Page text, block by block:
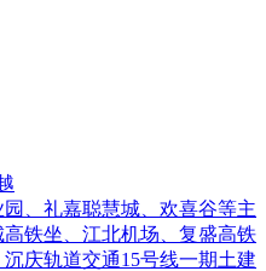
、礼嘉聪慧城、欢喜谷等主
铁坐、江北机场、复盛高铁
庆轨道交通15号线一期土建